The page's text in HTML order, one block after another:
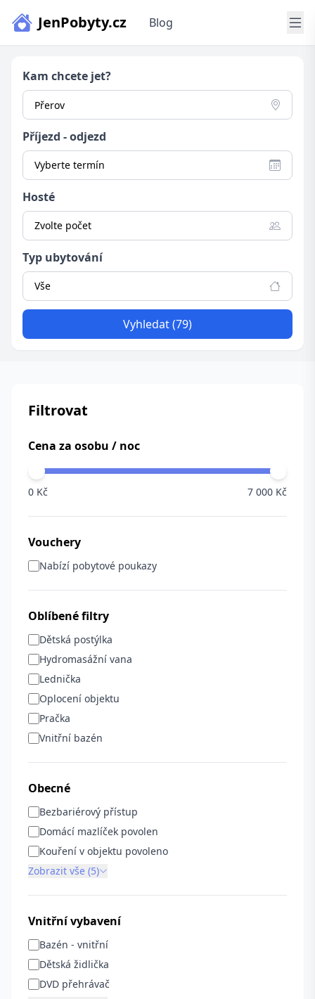
JenPobyty.cz Blog
Kam chcete jet?
Příjezd - odjezd
Vyberte termín
Hosté
Zvolte počet
Typ ubytování
Vše
Vyhledat (79)
Filtrovat
Cena za osobu / noc
0 Kč 7 000 Kč
Vouchery
Nabízí pobytové poukazy
Oblíbené filtry
Dětská postýlka
Hydromasážní vana
Lednička
Oplocení objektu
Pračka
Vnitřní bazén
Obecné
Bezbariérový přístup
Domácí mazlíček povolen
Kouření v objektu povoleno
Zobrazit vše (5)
Vnitřní vybavení
Bazén - vnitřní
Dětská židlička
DVD přehrávač